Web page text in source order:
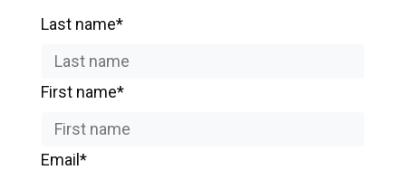
Last name*
First name*
Email*